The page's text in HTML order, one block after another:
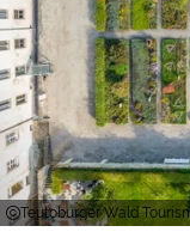
Teutoburger Wald